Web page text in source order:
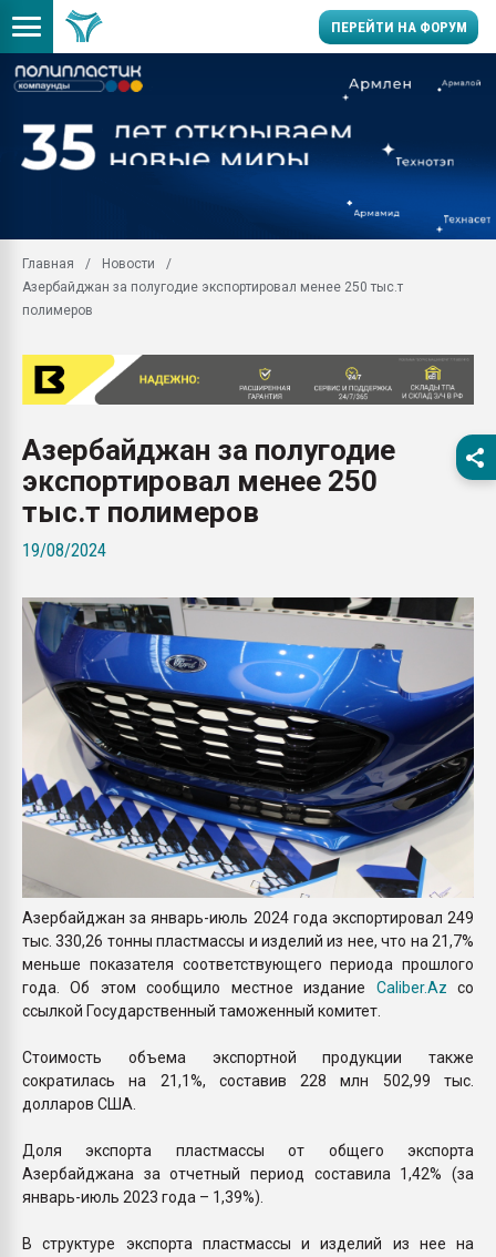
ПЕРЕЙТИ НА ФОРУМ
первый план в
пластмасс
ситуацией на
Продам отходы
поликарбоната и АБС-
Armaloy PC/ABS-1IM
26.07.2022 "Сибирский
намного дороже
Профильная
Главная
Новости
Азербайджан за полугодие экспортировал менее 250 тыс.т
полимеров
Азербайджан за полугодие
экспортировал менее 250
тыс.т полимеров
19/08/2024
Азербайджан за январь-июль 2024 года экспортировал 249
тыс. 330,26 тонны пластмассы и изделий из нее, что на 21,7%
меньше показателя соответствующего периода прошлого
года. Об этом сообщило местное издание Caliber.Az со
ссылкой Государственный таможенный комитет.
Стоимость объема экспортной продукции также
сократилась на 21,1%, составив 228 млн 502,99 тыс.
долларов США.
Доля экспорта пластмассы от общего экспорта
Азербайджана за отчетный период составила 1,42% (за
январь-июль 2023 года – 1,39%).
В структуре экспорта пластмассы и изделий из нее на